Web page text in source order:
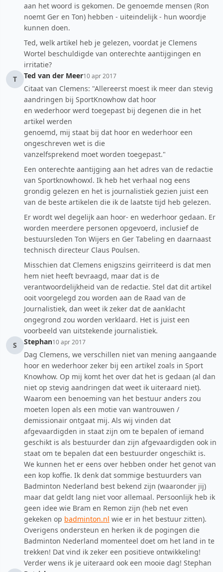
aan het woord is gekomen. De genoemde mensen (Ron
noemt Ger en Ton) hebben - uiteindelijk - hun woordje
kunnen doen.
Ted, welk artikel heb je gelezen, voordat je Clemens
Wortel beschuldigde van onterechte aantijgingen en
irritatie?
T
Ted van der Meer10 apr 2017
Citaat van Clemens: "Allereerst moest ik meer dan stevig
aandringen bij SportKnowhow dat hoor
en wederhoor werd toegepast bij degenen die in het
artikel werden
genoemd, mij staat bij dat hoor en wederhoor een
ongeschreven wet is die
vanzelfsprekend moet worden toegepast."
Een onterechte aantijging aan het adres van de redactie
van Sportknowhowxl. Ik heb het verhaal nog eens
grondig gelezen en het is journalistiek gezien juist een
van de beste artikelen die ik de laatste tijd heb gelezen.
Er wordt wel degelijk aan hoor- en wederhoor gedaan. Er
worden meerdere personen opgevoerd, inclusief de
bestuursleden Ton Wijers en Ger Tabeling en daarnaast
technisch directeur Claus Poulsen.
Misschien dat Clemens enigszins geïrriteerd is dat men
hem niet heeft bevraagd, maar dat is de
verantwoordelijkheid van de redactie. Stel dat dit artikel
ooit voorgelegd zou worden aan de Raad van de
Journalistiek, dan weet ik zeker dat de aanklacht
ongegrond zou worden verklaard. Het is juist een
voorbeeld van uitstekende journalistiek.
S
Stephan10 apr 2017
Dag Clemens, we verschillen niet van mening aangaande
hoor en wederhoor zeker bij een artikel zoals in Sport
Knowhow. Op mij komt het over dat het is gedaan (al dan
niet op stevig aandringen dat weet ik uiteraard niet).
Waarom een benoeming van het bestuur anders zou
moeten lopen als een motie van wantrouwen /
demissionair ontgaat mij. Als wij vinden dat
afgevaardigden in staat zijn om te bepalen of iemand
geschikt is als bestuurder dan zijn afgevaardigden ook in
staat om te bepalen dat een bestuurder ongeschikt is.
We kunnen het er eens over hebben onder het genot van
een kop koffie. Ik denk dat sommige bestuurders van
Badminton Nederland best bekend zijn (waaronder jij)
maar dat geldt lang niet voor allemaal. Persoonlijk heb ik
geen idee wie Bram en Remon zijn (heb net even
gekeken op badminton.nl wie er in het bestuur zitten).
Overigens ondersteun en herken ik de pogingen die
Badminton Nederland momenteel doet om het land in te
trekken! Dat vind ik zeker een positieve ontwikkeling!
Verder wens ik je uiteraard ook een mooie dag! Stephan